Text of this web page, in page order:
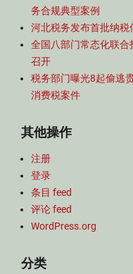
务合规典型案例
河北税务发布首批纳税
全国八部门常态化联
召开
税务部门曝光8起偷逃
消费税案件
其他操作
注册
登录
条目 feed
评论 feed
WordPress.org
分类